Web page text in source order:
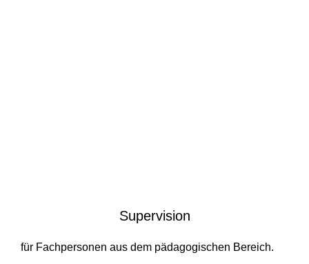
Supervision
für Fachpersonen aus dem pädagogischen Bereich.